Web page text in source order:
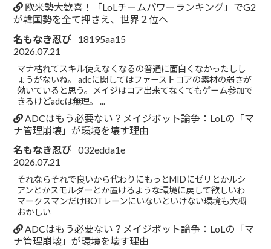
欧米勢大歓喜！「LoLチームパワーランキング」でG2
が韓国勢を全て押さえ、世界２位へ
名もなき忍び
18195aa15
2026.07.21
マナ枯れてスキル使えなくなるの普通に面白くなかったしし
ょうがないね。 adcに関してはファーストコアの素材の弱さが
効いていると思う。メイジはコア出来てなくてもゲーム参加で
きるけどadcは無理。 ...
ADCはもう必要ない？メイジボット論争：LoLの「マ
ナ管理崩壊」が環境を壊す理由
名もなき忍び 032edda1e
2026.07.21
それならそれで良いから代わりにもっとMIDにゼリとかルシ
アンとかスモルダーとか置けるような環境に戻して欲しいわ
マークスマンだけBOTレーンにいないといけない環境も大概
おかしい
ADCはもう必要ない？メイジボット論争：LoLの「マ
ナ管理崩壊」が環境を壊す理由